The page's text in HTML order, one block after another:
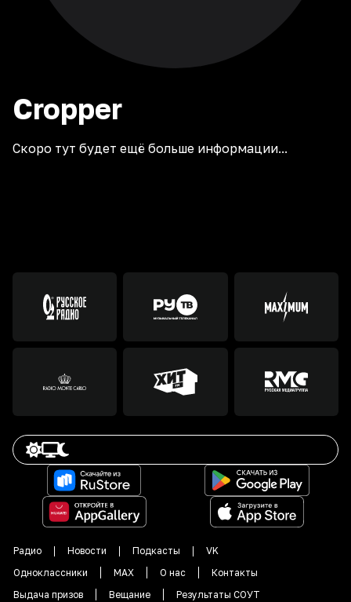
Cropper
Скоро тут будет ещё больше информации...
Радио Новости Подкасты
VK
Одноклассники
MAX О нас
Контакты
Выдача призов
Вещание Результаты СОУТ